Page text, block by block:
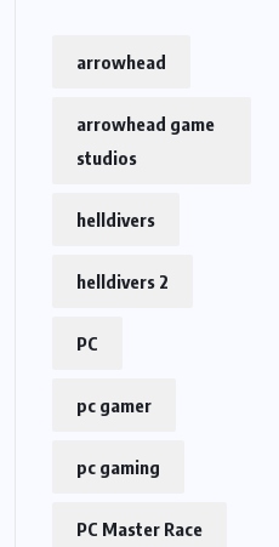
arrowhead
arrowhead game
studios
helldivers
helldivers 2
PC
pc gamer
pc gaming
PC Master Race